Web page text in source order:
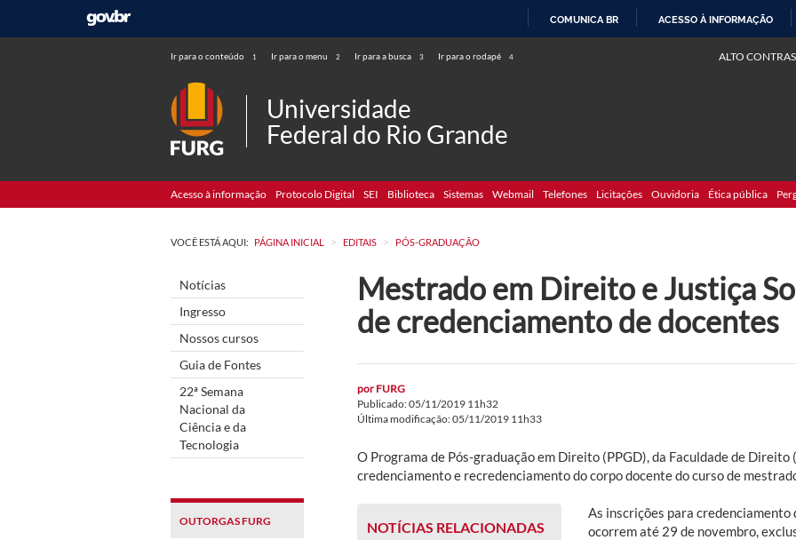
COMUNICA BR ACESSO À INFORMAÇÃO
Ir para o conteúdo 1 Ir para o menu 2 Ir para a busca 3 Ir para o rodapé 4 ALTO
Universidade
Federal do Rio Grande
Acesso à informação Protocolo Digital SEI Biblioteca Sistemas Webmail Telefones Licitações Ouvidoria Ética pública
VOCÊ ESTÁ AQUI: PÁGINA INICIAL > EDITAIS > PÓS-GRADUAÇÃO
Notícias
Ingresso
Nossos cursos
Guia de Fontes
22ª Semana
Nacional da
Ciência e da
Tecnologia
OUTORGAS FURG
Mestrado em Direito e Justiça
de credenciamento de docentes
por FURG
Publicado: 05/11/2019 11h32
Última modificação: 05/11/2019 11h33
O Programa de Pós-graduação em Direito (PPGD), da Faculdade de Direito
credenciamento e recredenciamento do corpo docente do curso de
NOTÍCIAS RELACIONADAS
As inscrições para
ocorrem até 29 de novembro,